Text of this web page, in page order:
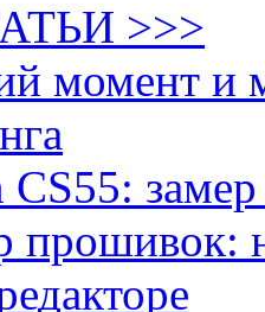
>>>
момент и
CS55:
прошивок: